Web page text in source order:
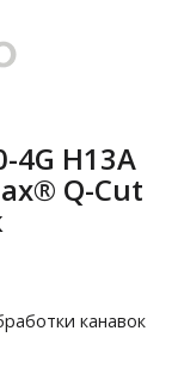
4G H13A
Q-Cut
канавок